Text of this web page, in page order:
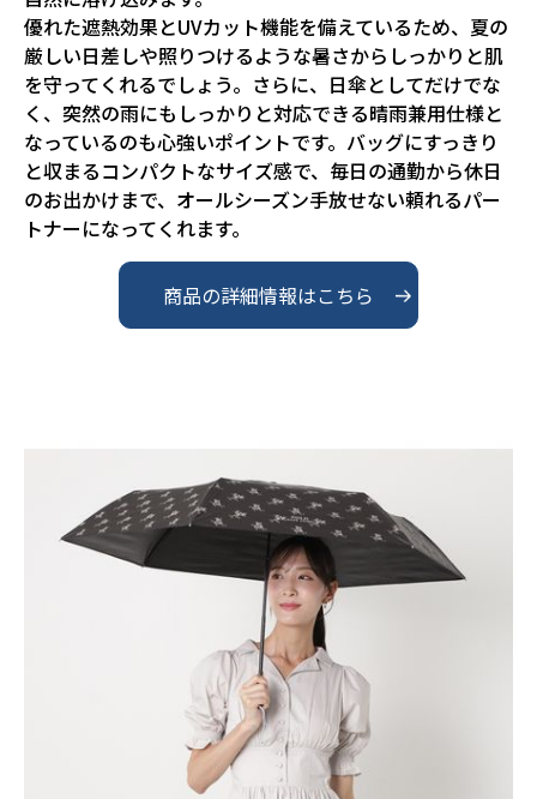
優れた遮熱効果とUVカット機能を備えているため、夏の
厳しい日差しや照りつけるような暑さからしっかりと肌
を守ってくれるでしょう。さらに、日傘としてだけでな
く、突然の雨にもしっかりと対応できる晴雨兼用仕様と
なっているのも心強いポイントです。バッグにすっきり
と収まるコンパクトなサイズ感で、毎日の通勤から休日
のお出かけまで、オールシーズン手放せない頼れるパー
トナーになってくれます。
商品の詳細情報はこちら